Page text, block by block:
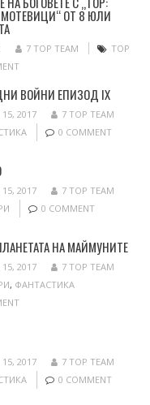
ОТ 8 ЮЛИ
7 TOP TEAM
ТОР
ВОЙНИ ЕПИЗОД IX
2017
7 TOP TEAM
0 COMMENT
2017
7 TOP TEAM
0 COMMENT
НА МАЙМУНИТЕ
2017
7 TOP TEAM
, ФАНТАСТИКА
2017
7 TOP TEAM
0 COMMENT